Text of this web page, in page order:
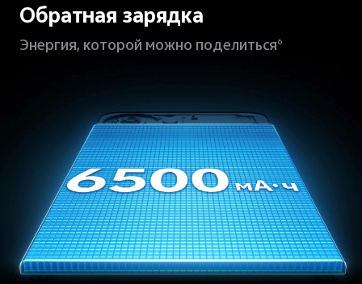
Обратная зарядка
Энергия, которой можно поделиться6